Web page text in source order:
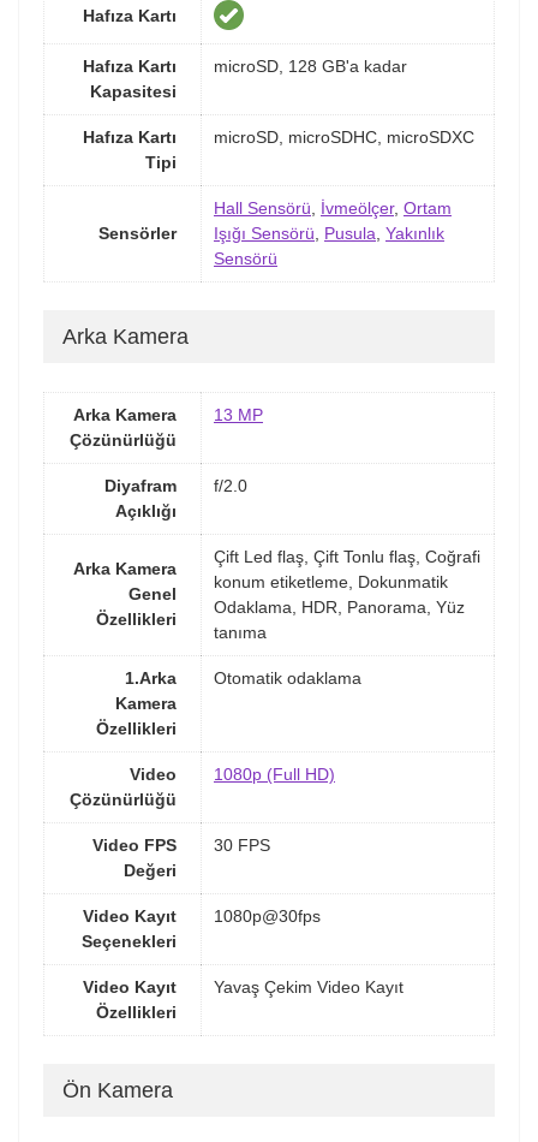
Hafıza Kartı
Hafıza Kartı
Kapasitesi
microSD, 128 GB'a kadar
Hafıza Kartı
Tipi
microSD, microSDHC, microSDXC
Sensörler
Hall Sensörü İvmeölçer, Ortam
Işığı Sensörü
Pusula Yakınlık
Sensörü
Arka Kamera
Arka Kamera
Çözünürlüğü
13 MP
Diyafram
Açıklığı
f/2.0
Arka Kamera
Genel
Özellikleri
Çift Led flaş, Çift Tonlu flaş, Coğrafi
konum etiketleme, Dokunmatik
Odaklama, HDR, Panorama, Yüz
tanıma
1.Arka
Kamera
Özellikleri
Otomatik odaklama
Video
Çözünürlüğü
1080p (Full HD)
Video FPS
Değeri
30 FPS
Video Kayıt
Seçenekleri
1080p@30fps
Video Kayıt
Özellikleri
Yavaş Çekim Video Kayıt
Ön Kamera